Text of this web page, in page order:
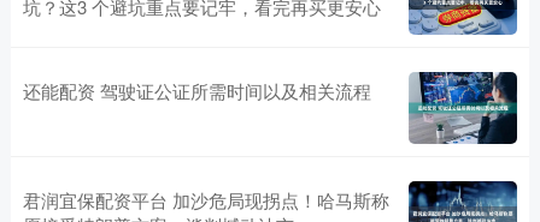
坑？这3 个避坑重点要记牢，看完再买更安心
还能配资 驾驶证公证所需时间以及相关流程
君润宜保配资平台 加沙危局现拐点！哈马斯称